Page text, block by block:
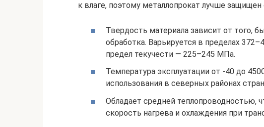
к влаге, поэтому металлопрокат лучше защищен
Твердость материала зависит от того,
обработка. Варьируется в пределах
предел текучести — 225–245 МПа.
Температура эксплуатации от -40 до
использования в северных районах
Обладает средней теплопроводностью,
скорость нагрева и охлаждения при